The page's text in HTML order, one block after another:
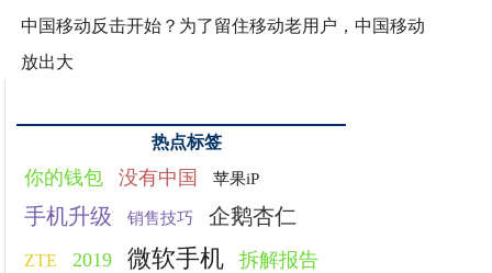
中国移动反击开始？为了留住移动老用户，中国移动
放出大
热点标签
你的钱包 没有中国 苹果iP
手机升级 销售技巧 企鹅杏仁
ZTE 2019 微软手机
拆解报告